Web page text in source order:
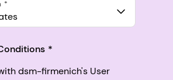
dsm-firmenich's User